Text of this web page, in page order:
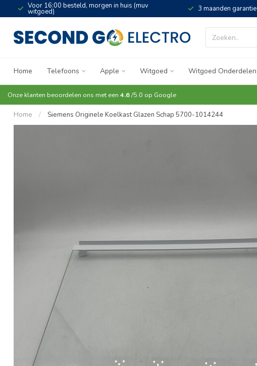
Voor 16:00 besteld, morgen in huis (muv
witgoed) 3 maanden garantie
Home Telefoons Apple Witgoed Witgoed Onderdelen
Onze klanten beoordelen ons met een 4.6/5.0 op Google
Home / Siemens Originele Koelkast Glazen Schap 5700-1014244